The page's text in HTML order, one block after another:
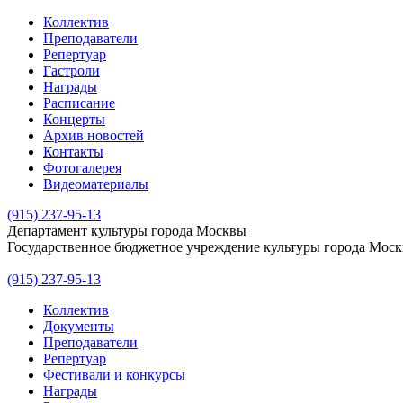
Коллектив
Преподаватели
Репертуар
Гастроли
Награды
Расписание
Концерты
Архив новостей
Контакты
Фотогалерея
Видеоматериалы
(915) 237-95-13
Департамент культуры города Москвы
Государственное бюджетное учреждение культуры города
(915) 237-95-13
Коллектив
Документы
Преподаватели
Репертуар
Фестивали и конкурсы
Награды